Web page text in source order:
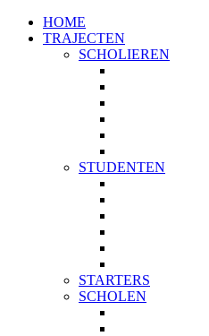
HOME
TRAJECTEN
SCHOLIEREN
STUDENTEN
STARTERS
SCHOLEN